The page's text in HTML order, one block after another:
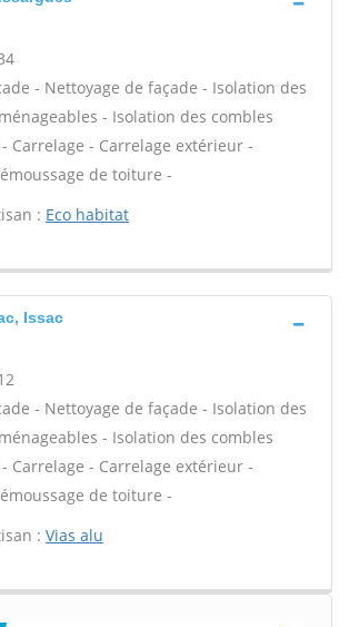
- Nettoyage de façade - Isolation des
- Isolation des combles
Carrelage - Carrelage extérieur -
de toiture -
: Eco habitat
Issac
- Nettoyage de façade - Isolation des
- Isolation des combles
Carrelage - Carrelage extérieur -
de toiture -
: Vias alu